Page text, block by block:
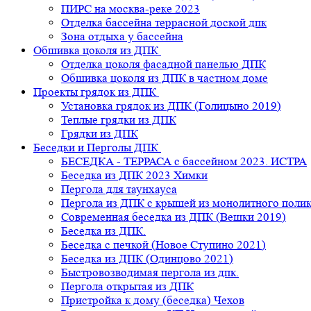
ПИРС на москва-реке 2023
Отделка бассейна террасной доской дпк
Зона отдыха у бассейна
Обшивка цоколя из ДПК
Отделка цоколя фасадной панелью ДПК
Обшивка цоколя из ДПК в частном доме
Проекты грядок из ДПК
Установка грядок из ДПК (Голицыно 2019)
Теплые грядки из ДПК
Грядки из ДПК
Беседки и Перголы ДПК
БЕСЕДКА - ТЕРРАСА с бассейном 2023. ИСТРА
Беседка из ДПК 2023 Химки
Пергола для таунхауса
Пергола из ДПК с крышей из монолитного
Современная беседка из ДПК (Вешки 2019)
Беседка из ДПК.
Беседка с печкой (Новое Ступино 2021)
Беседка из ДПК (Одинцово 2021)
Быстровозводимая пергола из дпк.
Пергола открытая из ДПК
Пристройка к дому (беседка) Чехов